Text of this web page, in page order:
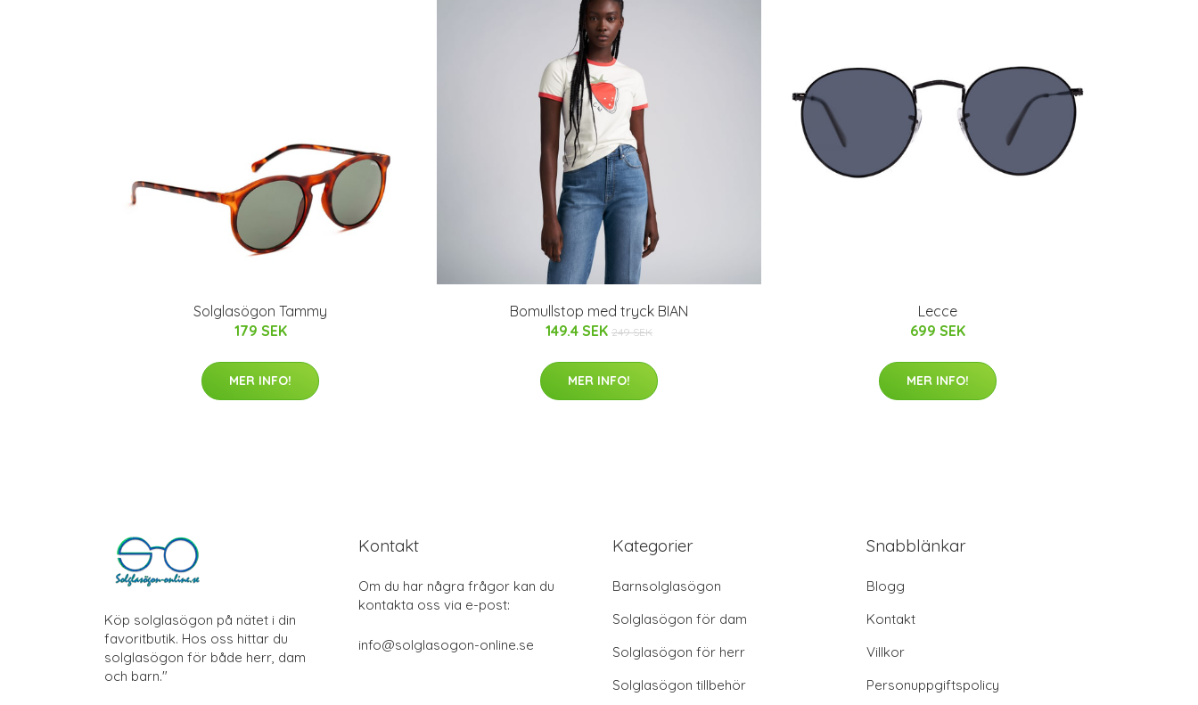
Solglasögon Tammy
179 SEK
MER INFO!
Bomullstop med tryck BIAN
149.4 SEK 249 SEK
MER INFO!
Lecce
699 SEK
MER INFO!
Köp solglasögon på nätet i din
favoritbutik. Hos oss hittar du
solglasögon för både herr, dam
och barn."
Kontakt
Om du har några frågor kan du
kontakta oss via e-post:
info@solglasogon-online.se
Kategorier
Barnsolglasögon
Solglasögon för dam
Solglasögon för herr
Solglasögon tillbehör
Snabblänkar
Blogg
Kontakt
Villkor
Personuppgiftspolicy